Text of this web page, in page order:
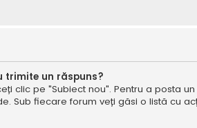
trimite un răspuns?
clic pe "Subiect nou". Pentru a posta
Sub fiecare forum veți găsi o listă cu